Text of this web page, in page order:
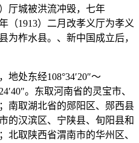
厅城被洪流冲毁，七年
（1913）二月改孝义厅为孝义
为柞水县。、新中国成立后，
处东经108°34′20″～
。东取河南省的灵宝市、
南取湖北省的郧阳区、郧西县
的汉滨区、宁陕县、旬阳县和
北取陕西省渭南市的华州区、